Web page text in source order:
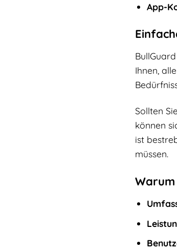
App-
Ihnen,
Sollten
können
ist
müssen.